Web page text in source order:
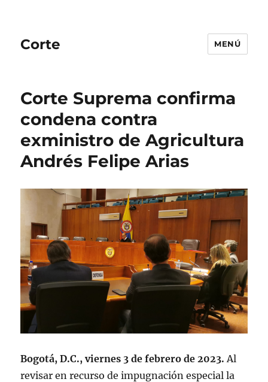
Corte MENÚ
Corte Suprema confirma
condena contra
exministro de Agricultura
Andrés Felipe Arias
Bogotá, D.C., viernes 3 de febrero de 2023. Al
revisar en recurso de impugnación especial la